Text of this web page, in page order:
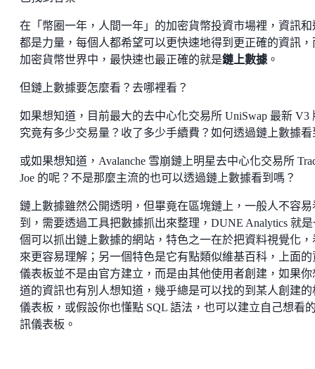
在「幣圈一年，人間一年」的加密貨幣投資市場裡，資訊和
都是力量，每個人都希望可以更快速地得到更正確的資訊，
加密貨幣世界中，最快速也最正確的就是鏈上數據 。
但鏈上數據要怎麼看？去哪裡看？
如果想知道，目前最大的去中心化交易所 UniSwap 最新 V3
究竟有多少交易量？收了多少手續費？如何透過鏈上數據看
或如果想知道，Avalanche 雪崩鏈上明星去中心化交易所
Joe 的呢？不是那麼主流的也可以透過鏈上數據看到嗎？
鏈上數據雖然公開透明，但畢竟在區塊鏈上，一般人不容易
到，需要透過工具把數據抓出來整理，DUNE Analytics 就
個可以抓出鏈上數據的網站，特色之一在於把資料視覺化，
來更容易理解；另一個特色是它有點類似維基百科，上面的
儀表板並不是由官方建立，而是由其他使用者創建，如果你
道的資訊也有別人想知道，幾乎總是可以找的到某人創建的
儀表板，或假設你也懂點 SQL 語法，也可以建立自己想看
訊儀表板。